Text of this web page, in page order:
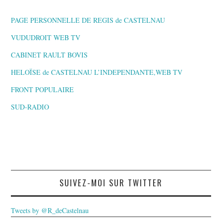
PAGE PERSONNELLE DE REGIS de CASTELNAU
VUDUDROIT WEB TV
CABINET RAULT BOVIS
HELOÏSE de CASTELNAU L’INDEPENDANTE,WEB TV
FRONT POPULAIRE
SUD-RADIO
SUIVEZ-MOI SUR TWITTER
Tweets by @R_deCastelnau